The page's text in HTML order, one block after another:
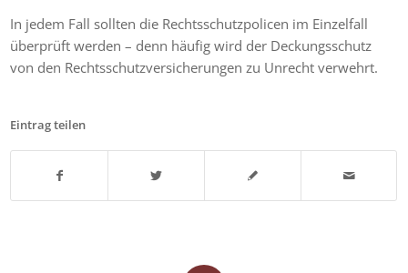
In jedem Fall sollten die Rechtsschutzpolicen im Einzelfall
überprüft werden – denn häufig wird der Deckungsschutz
von den Rechtsschutzversicherungen zu Unrecht verwehrt.
Eintrag teilen